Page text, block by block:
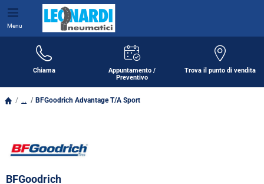
Menu
Chiama
Appuntamento /
Preventivo
Trova il punto di vendita
... BFGoodrich Advantage T/A Sport
BFGoodrich